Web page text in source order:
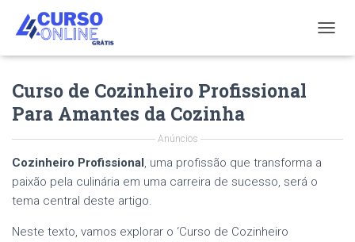
O
Curso de Cozinheiro Profissional
Para Amantes da Cozinha
Anúncios
Cozinheiro Profissional, uma profissão que transforma a
paixão pela culinária em uma carreira de sucesso, será o
tema central deste artigo.
Neste texto, vamos explorar o ‘Curso de Cozinheiro